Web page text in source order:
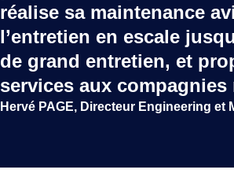
réalise sa maintenance
l’entretien en escale
de grand entretien, et
services aux compagnies
Hervé PAGE, Directeur Engineering et